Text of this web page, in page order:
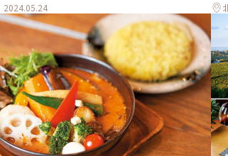
2024.05.24